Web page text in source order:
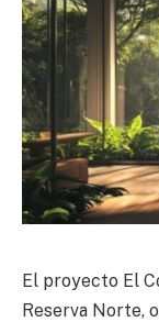
El proyecto El
Reserva Norte,